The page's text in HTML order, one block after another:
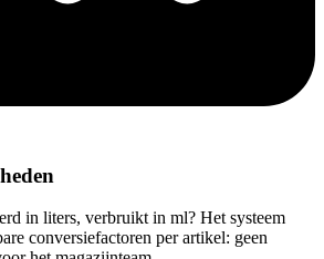
in liters, verbruikt in ml? Het systeem
conversiefactoren per artikel: geen